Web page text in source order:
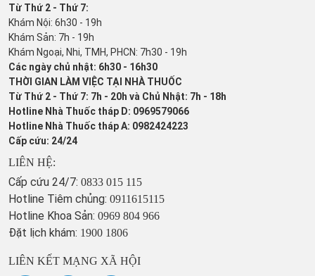
Từ Thứ 2 - Thứ 7:
Khám Nội: 6h30 - 19h
Khám Sản: 7h - 19h
Khám Ngoại, Nhi, TMH, PHCN: 7h30 - 19h
Các ngày chủ nhật: 6h30 - 16h30
THỜI GIAN LÀM VIỆC TẠI NHÀ THUỐC
Từ Thứ 2 - Thứ 7: 7h - 20h và Chủ Nhật: 7h - 18h
Hotline Nhà Thuốc tháp D: 0969579066
Hotline Nhà Thuốc tháp A: 0982424223
Cấp cứu: 24/24
LIÊN HỆ:
Cấp cứu 24/7: 0833 015 115
Hotline Tiêm chủng: 0911615115
Hotline Khoa Sản: 0969 804 966
Đặt lịch khám: 1900 1806
LIÊN KẾT MẠNG XÃ HỘI